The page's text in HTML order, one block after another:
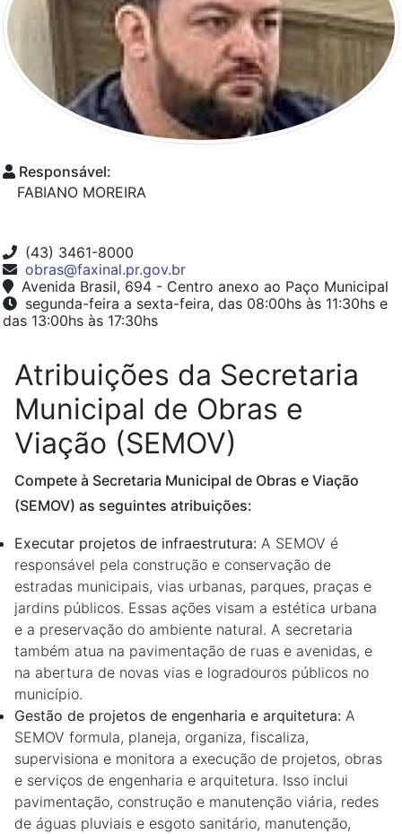
Responsável:
FABIANO MOREIRA
(43) 3461-8000
obras@faxinal.pr.gov.br
Avenida Brasil, 694 - Centro anexo ao Paço Municipal
segunda-feira a sexta-feira, das 08:00hs às 11:30hs e
das 13:00hs às 17:30hs
Atribuições da Secretaria
Municipal de Obras e
Viação (SEMOV)
Compete à Secretaria Municipal de Obras e Viação
(SEMOV) as seguintes atribuições:
Executar projetos de infraestrutura: A SEMOV é
responsável pela construção e conservação de
estradas municipais, vias urbanas, parques, praças e
jardins públicos. Essas ações visam a estética urbana
e a preservação do ambiente natural. A secretaria
também atua na pavimentação de ruas e avenidas, e
na abertura de novas vias e logradouros públicos no
município.
Gestão de projetos de engenharia e arquitetura: A
SEMOV formula, planeja, organiza, fiscaliza,
supervisiona e monitora a execução de projetos, obras
e serviços de engenharia e arquitetura. Isso inclui
pavimentação, construção e manutenção viária, redes
de águas pluviais e esgoto sanitário, manutenção,